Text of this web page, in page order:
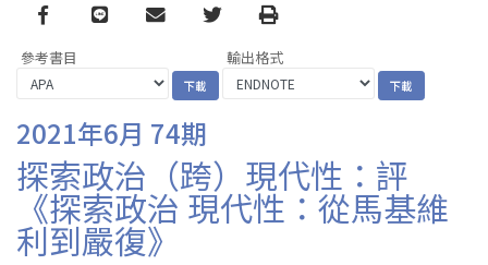
Facebook
line email TwitterPrint
參考書目 輸出格式
2021年6月 74期
探索政治（跨）現代性：評
《探索政治 現代性：從馬基維
利到嚴復》